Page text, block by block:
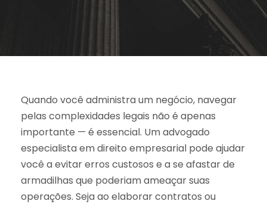
Quando você administra um negócio, navegar
pelas complexidades legais não é apenas
importante — é essencial. Um advogado
especialista em direito empresarial pode ajudar
você a evitar erros custosos e a se afastar de
armadilhas que poderiam ameaçar suas
operações. Seja ao elaborar contratos ou